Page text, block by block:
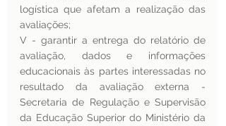
logística que afetam a realização das
avaliações;
V - garantir a entrega do relatório de
avaliação, dados e informações
educacionais às partes interessadas no
resultado da avaliação externa -
Secretaria de Regulação e Supervisão
da Educação Superior do Ministério da